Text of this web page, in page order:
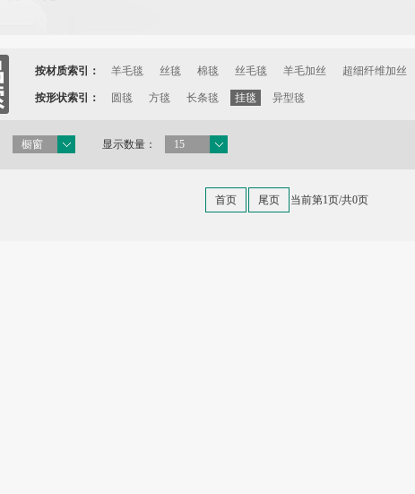
按材质索引： 羊毛毯 丝毯 棉毯 丝毛毯 羊毛加丝 超细纤维加丝
按形状索引： 圆毯 方毯 长条毯 挂毯 异型毯
橱窗 显示数量： 15
首页 尾页 当前第1页/共0页